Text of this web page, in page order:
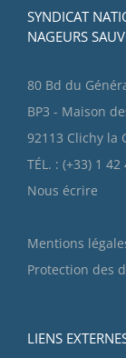
SYNDICAT
NAGEURS
80 Bd du
BP3 - Maison
92113 Clichy la
TÉL. : (+33) 1
Nous écrire
Mentions
Protection des
LIENS